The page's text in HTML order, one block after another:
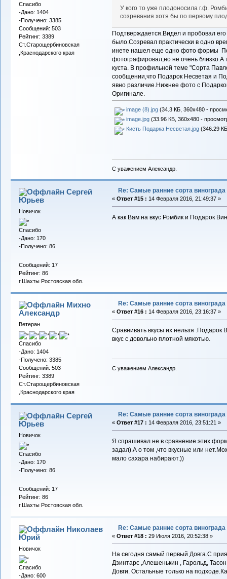
Спасибо
-Дано: 1404
-Получено: 3385
Сообщений: 503
Рейтинг: 3389
Ст.Старощербиновская
,Краснодарского края
У кого то уже плодоносила г.ф.
созревания хотя бы по первому
Подтверждается.Видел и пробовал
было.Созревал практически в одно
инете нашел еще одно фото формы
фотографировал,но не очень близко.А
куста. В профильной теме "Сорта
сообщении,что Подарок Несветая и
явно различие.Нижнее фото с
Оригинале.
image (8).jpg(34.3 КБ, 360x480 -
image.jpg(33.96 КБ, 360x480 -
Кисть Подарка Несветая.jpg(346.29
С уважением Александр.
Сергей
Юрьев
Новичок
Спасибо
-Дано: 170
-Получено: 86
Сообщений: 17
Рейтинг: 86
г.Шахты Ростовская обл.
Re: Самые ранние сорта винограда
« Ответ #15 : 14 Февраля 2016, 21:49:37 »
А как Вам на вкус Ромбик и Подарок
Михно
Александр
Ветеран
Спасибо
-Дано: 1404
-Получено: 3385
Сообщений: 503
Рейтинг: 3389
Ст.Старощербиновская
,Краснодарского края
Re: Самые ранние сорта винограда
« Ответ #16 : 14 Февраля 2016, 23:16:37 »
Сравнивать вкусы их нельзя .Подарок
вкус с довольно плотной мякотью.
С уважением Александр.
Сергей
Юрьев
Новичок
Спасибо
-Дано: 170
-Получено: 86
Сообщений: 17
Рейтинг: 86
г.Шахты Ростовская обл.
Re: Самые ранние сорта винограда
« Ответ #17 : 14 Февраля 2016, 23:51:21 »
Я спрашивал не в сравнение этих
задал).А о том ,что вкусные или
мало сахара набирают.))
Николаев
Юрий
Новичок
Спасибо
-Дано: 600
Re: Самые ранние сорта винограда
« Ответ #18 : 29 Июля 2016, 20:52:38 »
На сегодня самый первый Довга.С
Дзинтарс ,Алешенькин , Гарольд,
Довги. Остальные только на